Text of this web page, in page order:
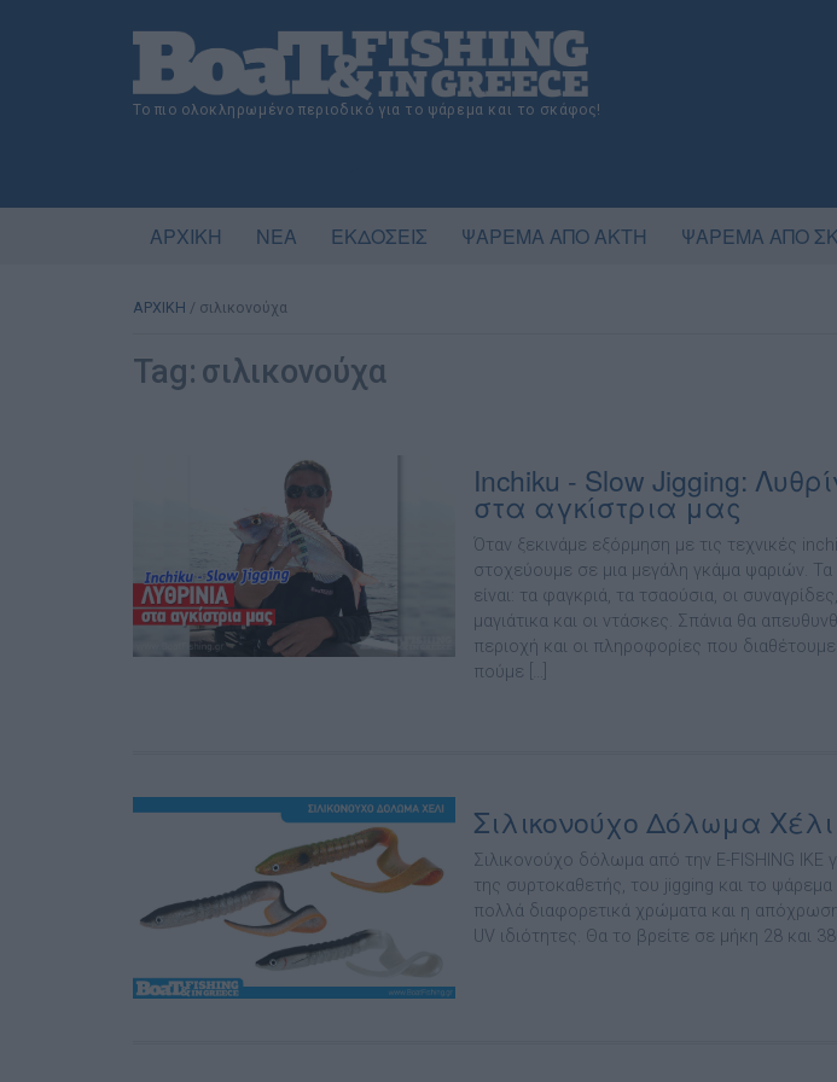
Το πιο ολοκληρωμένο περιοδικό για το ψάρεμα και το σκάφος!
ΑΡΧΙΚΗ ΝΕΑ ΕΚΔΟΣΕΙΣ ΨΑΡΕΜΑ ΑΠΟ ΑΚΤΗ ΨΑΡΕΜΑ ΑΠΟ
ΑΡΧΙΚΗ / σιλικονούχα
Tag: σιλικονούχα
Inchiku - Slow Jigging:
στα αγκίστρια μας
Όταν ξεκινάµε εξόρµηση µε τις τεχνικές
στοχεύουμε σε μια μεγάλη γκάμα ψαριών.
είναι: τα φαγκριά, τα τσαούσια, οι
µαγιάτικα και οι ντάσκες. Σπάνια θα
περιοχή και οι πληροφορίες που διαθέτουµε
πούµε […]
Σιλικονούχο Δόλωμα Χέλι
Σιλικονούχο δόλωμα από την E-FISHING IKE
της συρτοκαθετής, του jigging και το ψάρεμα
πολλά διαφορετικά χρώματα και η
UV ιδιότητες. Θα το βρείτε σε μήκη 28 και